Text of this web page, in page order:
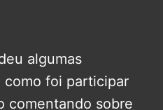
algumas
foi participar
comentando sobre